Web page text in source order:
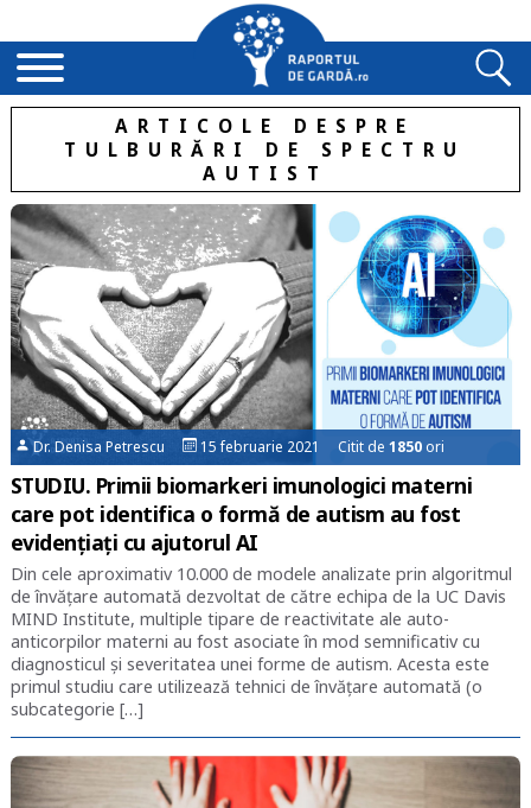
ARTICOLE DESPRE
TULBURĂRI DE SPECTRU
AUTIST
Dr. Denisa Petrescu 15 februarie 2021 Citit de1850 ori
STUDIU. Primii biomarkeri imunologici materni
care pot identifica o formă de autism au fost
evidențiați cu ajutorul AI
Din cele aproximativ 10.000 de modele analizate prin algoritmul
de învățare automată dezvoltat de către echipa de la UC Davis
MIND Institute, multiple tipare de reactivitate ale auto-
anticorpilor materni au fost asociate în mod semnificativ cu
diagnosticul și severitatea unei forme de autism. Acesta este
primul studiu care utilizează tehnici de învățare automată (o
subcategorie […]